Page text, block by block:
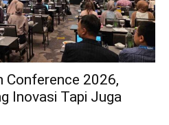
Conference 2026,
Inovasi Tapi Juga